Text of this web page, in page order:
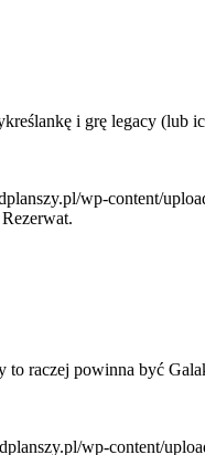
i grę legacy (lub
wp-content/
to raczej powinna być
wp-content/